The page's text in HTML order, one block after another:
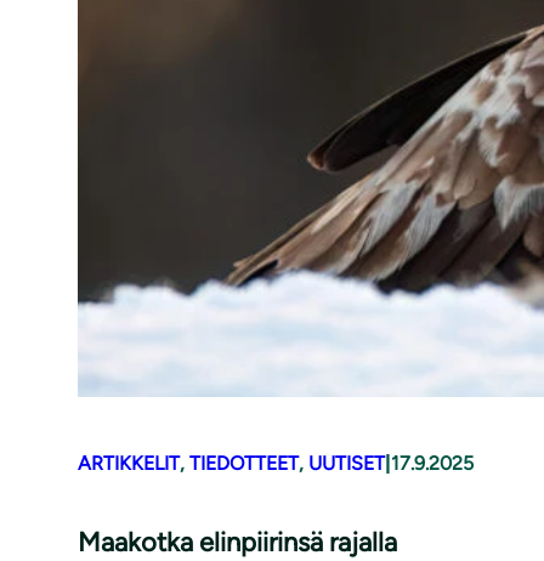
ARTIKKELIT, TIEDOTTEET, UUTISET| 17.9.2025
Maakotka elinpiirinsä rajalla